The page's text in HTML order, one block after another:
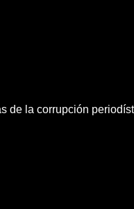
de la corrupción